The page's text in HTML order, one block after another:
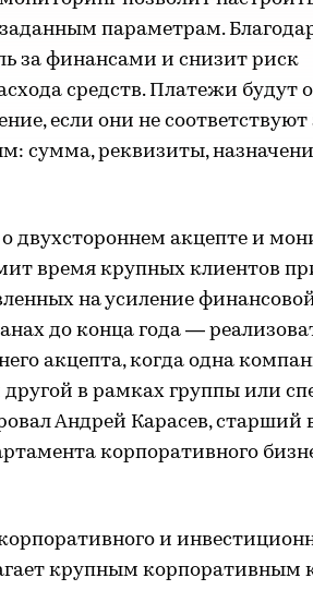
параметрам.
за финансами и снизит риск
средств. Платежи будут
если они не соответствуют
сумма, реквизиты,
двухстороннем акцепте и
время крупных клиентов
на усиление
до конца года —
акцепта, когда одна
в рамках группы или
Андрей Карасев, старший
корпоративного
и
крупным корпоративным